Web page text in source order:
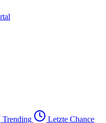
Trending
Letzte Chance